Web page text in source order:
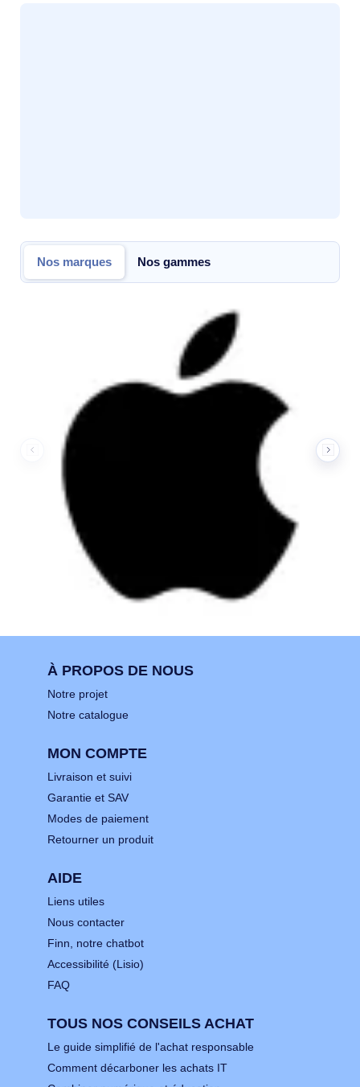
Nos marques Nos gammes
À PROPOS DE NOUS
Notre projet
Notre catalogue
MON COMPTE
Livraison et suivi
Garantie et SAV
Modes de paiement
Retourner un produit
AIDE
Liens utiles
Nous contacter
Finn, notre chatbot
Accessibilité (Lisio)
FAQ
TOUS NOS CONSEILS ACHAT
Le guide simplifié de l'achat responsable
Comment décarboner les achats IT